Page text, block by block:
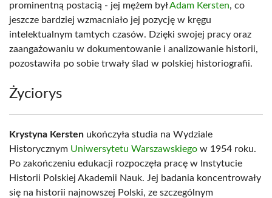
prominentną postacią - jej mężem byłAdam Kersten, co
jeszcze bardziej wzmacniało jej pozycję w kręgu
intelektualnym tamtych czasów. Dzięki swojej pracy oraz
zaangażowaniu w dokumentowanie i analizowanie historii,
pozostawiła po sobie trwały ślad w polskiej historiografii.
Życiorys
Krystyna Kersten ukończyła studia na Wydziale
Historycznym Uniwersytetu Warszawskiego w 1954 roku.
Po zakończeniu edukacji rozpoczęła pracę w Instytucie
Historii Polskiej Akademii Nauk. Jej badania koncentrowały
się na historii najnowszej Polski, ze szczególnym